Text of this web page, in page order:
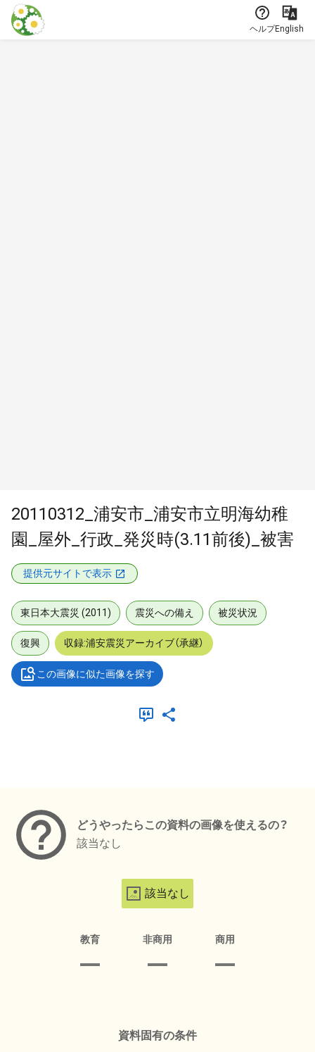
本文に飛ぶ
ヘルプEnglish
20110312_浦安市_浦安市立明海幼稚
園_屋外_行政_発災時(3.11前後)_被害
提供元サイトで表示
東日本大震災 (2011) 震災への備え 被災状況
復興 収録:浦安震災アーカイブ（承継）
この画像に似た画像を探す
どうやったらこの資料の画像を使えるの？
該当なし
該当なし
教育 非商用 商用
資料固有の条件